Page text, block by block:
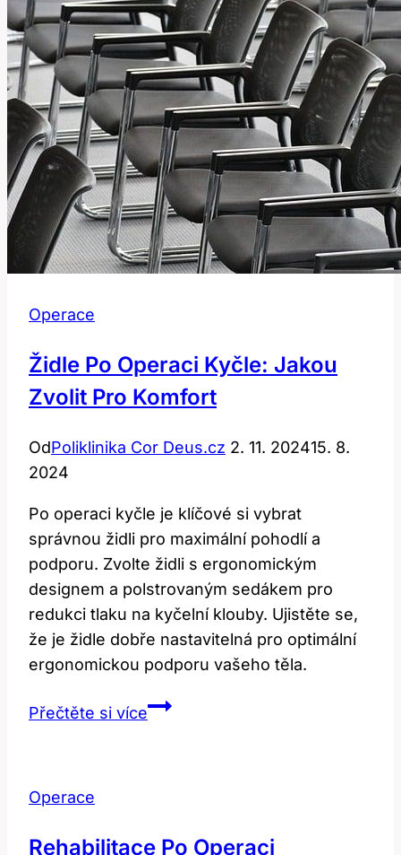
Operace
Židle Po Operaci Kyčle: Jakou
Zvolit Pro Komfort
OdPoliklinika Cor Deus.cz 2. 11. 202415. 8.
2024
Po operaci kyčle je klíčové si vybrat
správnou židli pro maximální pohodlí a
podporu. Zvolte židli s ergonomickým
designem a polstrovaným sedákem pro
redukci tlaku na kyčelní klouby. Ujistěte se,
že je židle dobře nastavitelná pro optimální
ergonomickou podporu vašeho těla.
Přečtěte si víceŽidle
Operace
Rehabilitace Po Operaci